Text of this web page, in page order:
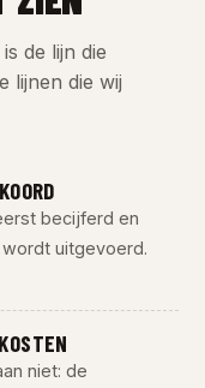
de lijn die
lijnen die wij
becijferd en
uitgevoerd.
niet: de